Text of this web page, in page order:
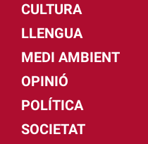
CULTURA
LLENGUA
MEDI AMBIENT
OPINIÓ
POLÍTICA
SOCIETAT